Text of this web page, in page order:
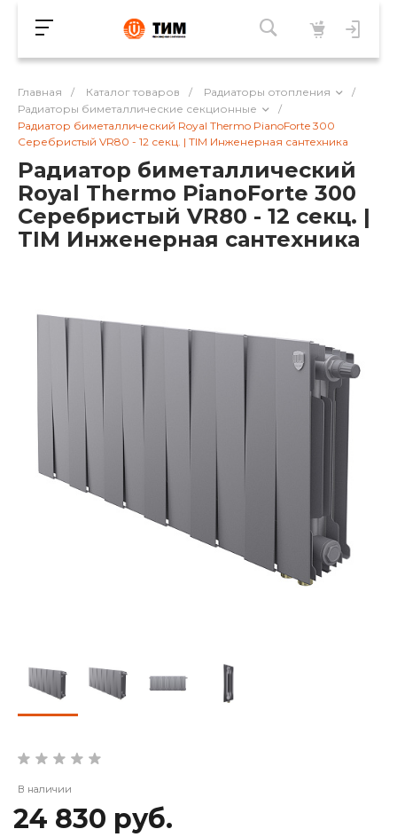
Главная / Каталог товаров / Радиаторы отопления
/
Радиаторы биметаллические секционные
/
Радиатор биметаллический Royal Thermo PianoForte 300
Серебристый VR80 - 12 секц. | TIM Инженерная сантехника
Радиатор биметаллический
Royal Thermo PianoForte 300
Серебристый VR80 - 12 секц. |
TIM Инженерная сантехника
В наличии
24 830 руб.